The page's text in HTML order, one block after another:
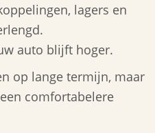
lagers en
auto blijft hoger.
op lange termijn, maar
comfortabelere